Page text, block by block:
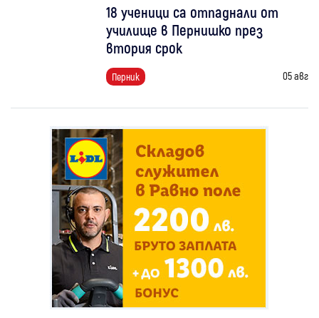
18 ученици са отпаднали от
училище в Пернишко през
втория срок
Перник 05 авг